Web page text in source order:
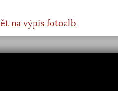
na výpis fotoalb